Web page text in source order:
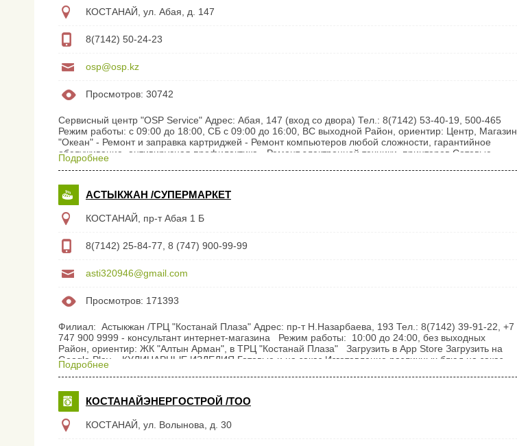
КОСТАНАЙ, ул. Абая, д. 147
8(7142) 50-24-23
osp@osp.kz
Просмотров: 30742
Сервисный центр "OSP Service" Адрес: Абая, 147 (вход со двора) Тел.: 8(7142) 53-40-19, 500-465
Режим работы: с 09:00 до 18:00, СБ с 09:00 до 16:00, ВС выходной Район, ориентир: Центр, Магазин
"Океан" - Ремонт и заправка картриджей - Ремонт компьютеров любой сложности, гарантийное
обслуживание, антивирусная профилактика - Ремонт электронной техники, принтеров Сотовые
телефоны и смартфоны Планшеты Ноутбуки Компьютеры Системные блоки Процессоры
бесперебойного питания Мониторы Клавиатуры Компьютерные мыши Программное...
Подробнее
АСТЫКЖАН /СУПЕРМАРКЕТ
КОСТАНАЙ, пр-т Абая 1 Б
8(7142) 25-84-77, 8 (747) 900-99-99
asti320946@gmail.com
Просмотров: 171393
Филиал: Астыкжан /ТРЦ "Костанай Плаза" Адрес: пр-т Н.Назарбаева, 193 Тел.: 8(7142) 39-91-22, +7
747 900 9999 - консультант интернет-магазина Режим работы: 10:00 до 24:00, без выходных
Район, ориентир: ЖК "Алтын Арман", в ТРЦ "Костанай Плаза" Загрузить в App Store Загрузить на
Google Play КУЛИНАРНЫЕ ИЗДЕЛИЯ Готовые и на заказ Изготовление различных блюд на заказ,
возможна доставка Тел: 8-701-855-63-22 ФРУКТЫ, ОВОЩИ КОНДИТЕРСКИЕ ИЗДЕЛИЯ ВИННО-
Подробнее
КОСТАНАЙЭНЕРГОСТРОЙ /ТОО
КОСТАНАЙ, ул. Волынова, д. 30